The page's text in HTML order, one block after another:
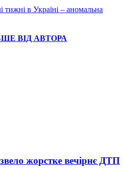
тижні в Україні – аномальна
ВІД АВТОРА
жорстке вечірнє ДТП